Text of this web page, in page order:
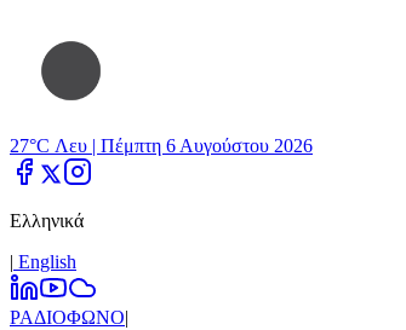
27°C Λευ | Πέμπτη 6 Αυγούστου 2026
Ελληνικά
| Εnglish
ΡΑΔΙΟΦΩΝΟ|